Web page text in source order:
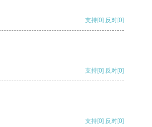
支持[0] 反对[0]
支持[0] 反对[0]
支持[0] 反对[0]